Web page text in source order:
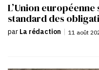
L’Union
standard des
par La rédaction | 11 août